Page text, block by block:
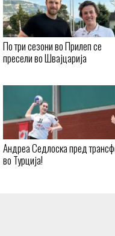
По три сезони во Прилеп се
пресели во Швајцарија
Андреа Седлоска пред
во Турција!